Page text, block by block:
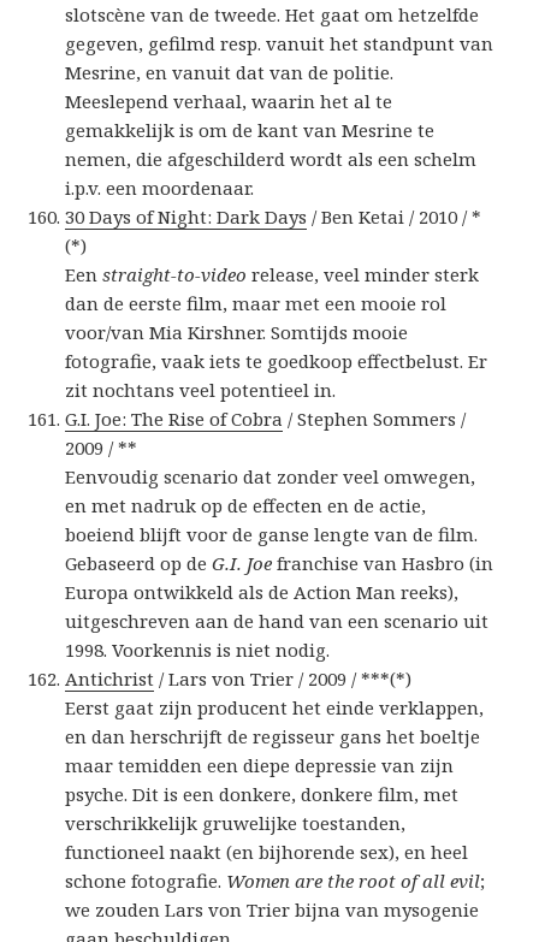
slotscène van de tweede. Het gaat om hetzelfde
gegeven, gefilmd resp. vanuit het standpunt van
Mesrine, en vanuit dat van de politie.
Meeslepend verhaal, waarin het al te
gemakkelijk is om de kant van Mesrine te
nemen, die afgeschilderd wordt als een schelm
i.p.v. een moordenaar.
30 Days of Night: Dark Days / Ben Ketai / 2010 / *
(*)
Eenstraight-to-video release, veel minder sterk
dan de eerste film, maar met een mooie rol
voor/van Mia Kirshner. Somtijds mooie
fotografie, vaak iets te goedkoop effectbelust. Er
zit nochtans veel potentieel in.
G.I. Joe: The Rise of Cobra / Stephen Sommers /
2009 / **
Eenvoudig scenario dat zonder veel omwegen,
en met nadruk op de effecten en de actie,
boeiend blijft voor de ganse lengte van de film.
Gebaseerd op deG.I. Joe franchise van Hasbro (in
Europa ontwikkeld als de Action Man reeks),
uitgeschreven aan de hand van een scenario uit
1998. Voorkennis is niet nodig.
Antichrist / Lars von Trier / 2009 / ***(*)
Eerst gaat zijn producent het einde verklappen,
en dan herschrijft de regisseur gans het boeltje
maar temidden een diepe depressie van zijn
psyche. Dit is een donkere, donkere film, met
verschrikkelijk gruwelijke toestanden,
functioneel naakt (en bijhorende sex), en heel
schone fotografie. Women are the root of all evil;
we zouden Lars von Trier bijna van mysogenie